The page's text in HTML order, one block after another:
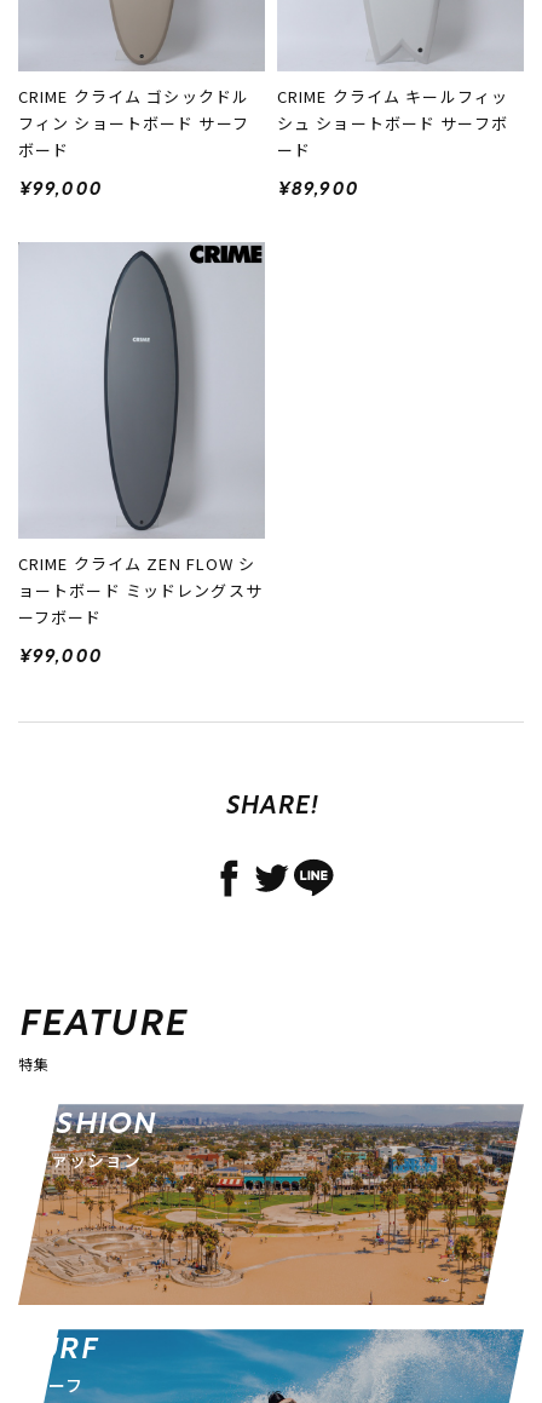
CRIME クライム ゴシックドル
フィン ショートボード サーフ
ボード
¥99,000
CRIME クライム キールフィッ
シュ ショートボード サーフボ
ード
¥89,900
CRIME クライム ZEN FLOW シ
ョートボード ミッドレングスサ
ーフボード
¥99,000
SHARE!
FEATURE
特集
FASHION
ファッション
SURF
サーフ